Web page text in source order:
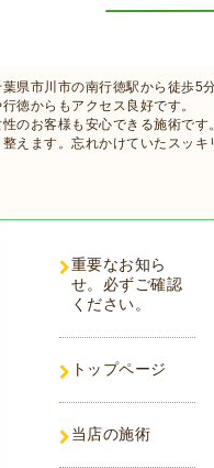
葉県市川市の南行徳駅から徒歩5
徳からもアクセス良好です。
性のお客様も安心できる施術で
整えます。忘れかけていたスッキ
重要なお知ら
せ。必ずご確認
ください。
トップページ
当店の施術